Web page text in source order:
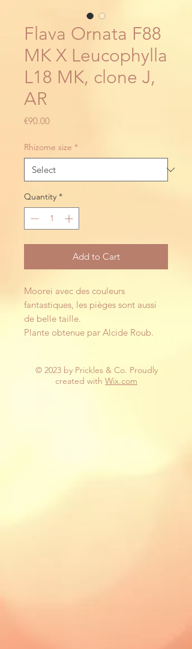
Flava Ornata F88
MK X Leucophylla
L18 MK, clone J,
AR
€90.00Price
Rhizome size *
Quantity *
Add to Cart
Moorei avec des couleurs
fantastiques, les pièges sont aussi
de belle taille.
Plante obtenue par Alcide Roub.
© 2023 by Prickles & Co. Proudly
created with Wix.com